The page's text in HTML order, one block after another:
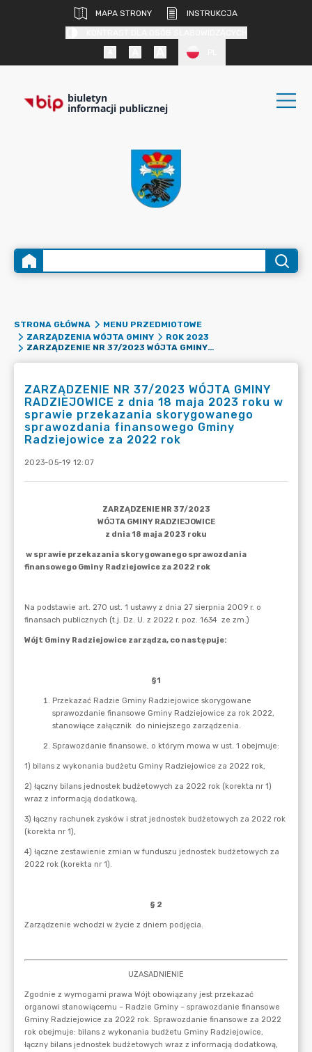
MAPA STRONY
INSTRUKCJA
biuletyn
informacji publicznej
STRONA GŁÓWNA
MENU PRZEDMIOTOWE
ZARZĄDZENIA WÓJTA GMINY
ROK 2023
ZARZĄDZENIE NR 37/2023 WÓJTA GMINY RADZIEJOWICE Z DNIA 18 MAJA 2023 ROKU W SPRAWIE PRZEKAZANIA SKORYGOWANEGO SPRAWOZDANIA FINANSOWEGO GMINY RADZIEJOWICE ZA 2022 ROK
ZARZĄDZENIE NR 37/2023 WÓJTA GMINY
RADZIEJOWICE z dnia 18 maja 2023 roku w
sprawie przekazania skorygowanego
sprawozdania finansowego Gminy
Radziejowice za 2022 rok
2023-05-19 12:07